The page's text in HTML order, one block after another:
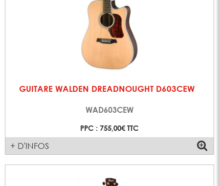
GUITARE WALDEN DREADNOUGHT D603CEW
WAD603CEW
PPC : 755,00€ TTC
+ D'INFOS